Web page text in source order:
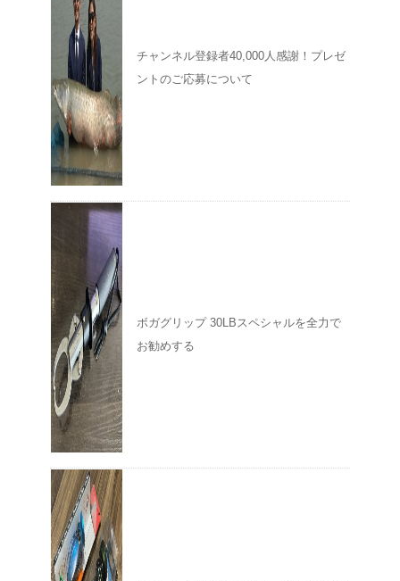
チャンネル登録者40,000人感謝！プレゼ
ントのご応募について
ボガグリップ 30LBスペシャルを全力で
お勧めする